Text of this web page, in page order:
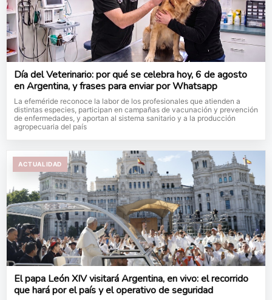
Día del Veterinario: por qué se celebra hoy, 6 de agosto
en Argentina, y frases para enviar por Whatsapp
La efeméride reconoce la labor de los profesionales que atienden a
distintas especies, participan en campañas de vacunación y prevención
de enfermedades, y aportan al sistema sanitario y a la producción
agropecuaria del país
ACTUALIDAD
El papa León XIV visitará Argentina, en vivo: el recorrido
que hará por el país y el operativo de seguridad